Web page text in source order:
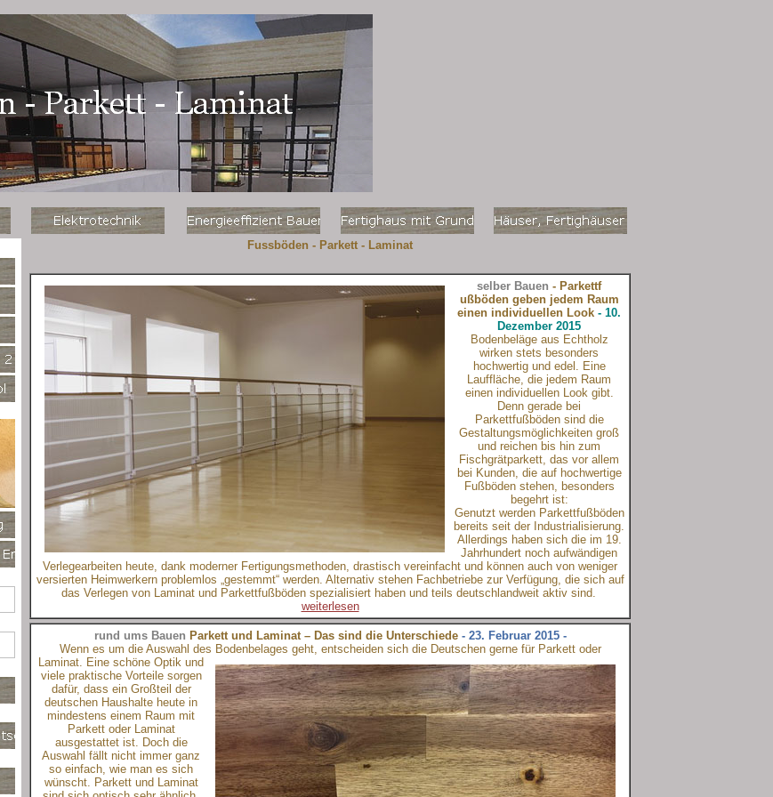
Fussböden - Parkett - Laminat
selber Bauen - Parkettf
ußböden geben jedem Raum
einen individuellen Look - 10.
Dezember 2015
Bodenbeläge aus Echtholz
wirken stets besonders
hochwertig und edel. Eine
Lauffläche, die jedem Raum
einen individuellen Look gibt.
Denn gerade bei
Parkettfußböden sind die
Gestaltungsmöglichkeiten groß
und reichen bis hin zum
Fischgrätparkett, das vor allem
bei Kunden, die auf hochwertige
Fußböden stehen, besonders
begehrt ist:
Genutzt werden Parkettfußböden
bereits seit der Industrialisierung.
Allerdings haben sich die im 19.
Jahrhundert noch aufwändigen
Verlegearbeiten heute, dank moderner Fertigungsmethoden, drastisch vereinfacht und können auch von weniger
versierten Heimwerkern problemlos „gestemmt“ werden. Alternativ stehen Fachbetriebe zur Verfügung, die sich auf
das Verlegen von Laminat und Parkettfußböden spezialisiert haben und teils deutschlandweit aktiv sind.
weiterlesen
rund ums Bauen Parkett und Laminat – Das sind die Unterschiede - 23. Februar 2015 -
Wenn es um die Auswahl des Bodenbelages geht, entscheiden sich die Deutschen gerne für Parkett oder
Laminat. Eine schöne Optik und
viele praktische Vorteile sorgen
dafür, dass ein Großteil der
deutschen Haushalte heute in
mindestens einem Raum mit
Parkett oder Laminat
ausgestattet ist. Doch die
Auswahl fällt nicht immer ganz
so einfach, wie man es sich
wünscht. Parkett und Laminat